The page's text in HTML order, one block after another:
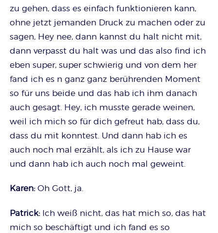
zu gehen, dass es einfach funktionieren kann,
ohne jetzt jemanden Druck zu machen oder zu
sagen, Hey nee, dann kannst du halt nicht mit,
dann verpasst du halt was und das also find ich
eben super, super schwierig und von dem her
fand ich es n ganz ganz berührenden Moment
so für uns beide und das hab ich ihm danach
auch gesagt. Hey, ich musste gerade weinen,
weil ich mich so für dich gefreut hab, dass du,
dass du mit konntest. Und dann hab ich es
auch noch mal erzählt, als ich zu Hause war
und dann hab ich auch noch mal geweint.
Karen: Oh Gott, ja.
Patrick: Ich weiß nicht, das hat mich so, das hat
mich so beschäftigt und ich fand es so